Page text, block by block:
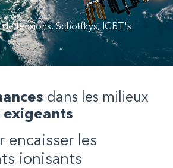
de tensions, Schottkys, IGBT's
dans les milieux
exigeants
encaisser les
ionisants